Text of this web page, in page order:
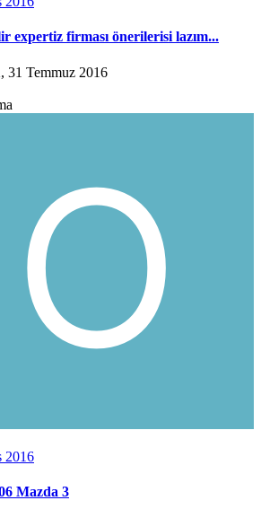
expertiz firması önerilerisi lazım...
, 31 Temmuz 2016
2016
Mazda 3